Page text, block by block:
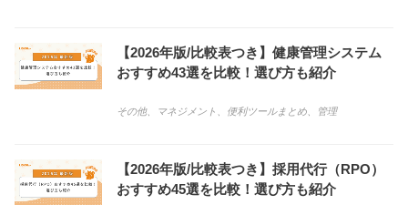
【2026年版/比較表つき】健康管理システム
おすすめ43選を比較！選び方も紹介
その他、 マネジメント 便利ツールまとめ 管理
【2026年版/比較表つき】採用代行（RPO）
おすすめ45選を比較！選び方も紹介